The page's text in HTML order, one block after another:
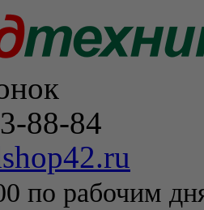
88-84
по рабочим